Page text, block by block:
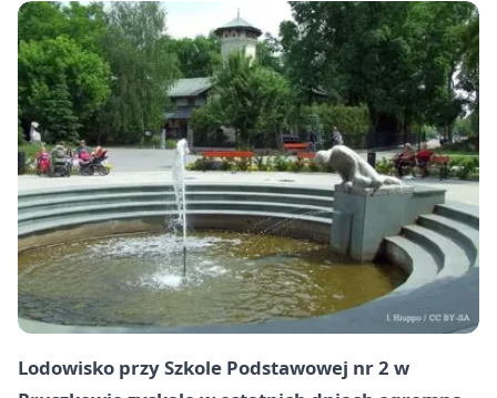
Lodowisko przy Szkole Podstawowej nr 2 w